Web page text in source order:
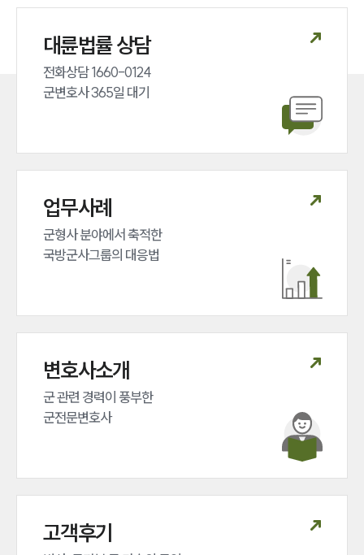
그룹소개
글로벌 파트너 로펌
고객의 소리
법률정보
법률지식인
대륜법률 상담
전화상담 1660-0124
군변호사 365일 대기
업무사례
군형사 분야에서 축적한
국방군사그룹의 대응법
변호사소개
군 관련 경력이 풍부한
군전문변호사
고객후기